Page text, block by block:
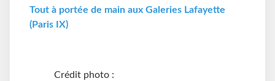
Tout à portée de main aux Galeries Lafayette
(Paris IX)
Crédit photo :